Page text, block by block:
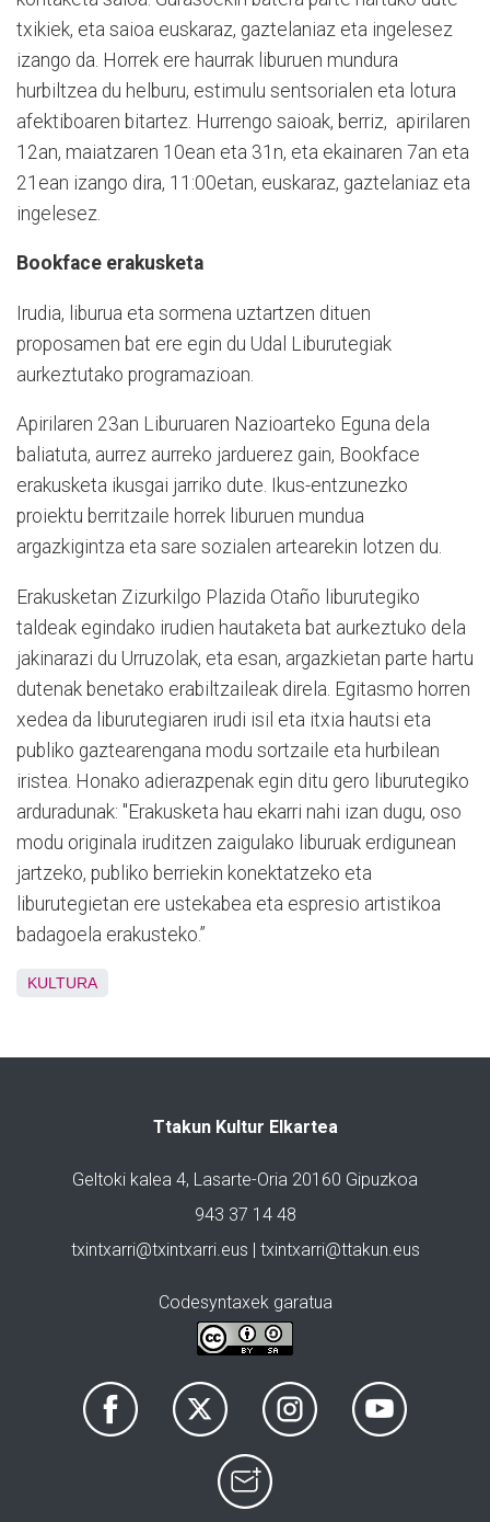
txikiek, eta saioa euskaraz, gaztelaniaz eta ingelesez
izango da. Horrek ere haurrak liburuen mundura
hurbiltzea du helburu, estimulu sentsorialen eta lotura
afektiboaren bitartez. Hurrengo saioak, berriz, apirilaren
12an, maiatzaren 10ean eta 31n, eta ekainaren 7an eta
21ean izango dira, 11:00etan, euskaraz, gaztelaniaz eta
ingelesez.
Bookface erakusketa
Irudia, liburua eta sormena uztartzen dituen
proposamen bat ere egin du Udal Liburutegiak
aurkeztutako programazioan.
Apirilaren 23an Liburuaren Nazioarteko Eguna dela
baliatuta, aurrez aurreko jarduerez gain, Bookface
erakusketa ikusgai jarriko dute. Ikus-entzunezko
proiektu berritzaile horrek liburuen mundua
argazkigintza eta sare sozialen artearekin lotzen du.
Erakusketan Zizurkilgo Plazida Otaño liburutegiko
taldeak egindako irudien hautaketa bat aurkeztuko dela
jakinarazi du Urruzolak, eta esan, argazkietan parte hartu
dutenak benetako erabiltzaileak direla. Egitasmo horren
xedea da liburutegiaren irudi isil eta itxia hautsi eta
publiko gaztearengana modu sortzaile eta hurbilean
iristea. Honako adierazpenak egin ditu gero liburutegiko
arduradunak: "Erakusketa hau ekarri nahi izan dugu, oso
modu originala iruditzen zaigulako liburuak erdigunean
jartzeko, publiko berriekin konektatzeko eta
liburutegietan ere ustekabea eta espresio artistikoa
badagoela erakusteko.”
KULTURA
Ttakun Kultur Elkartea
Geltoki kalea 4, Lasarte-Oria 20160 Gipuzkoa
943 37 14 48
txintxarri@txintxarri.eus | txintxarri@ttakun.eus
Codesyntaxek garatua